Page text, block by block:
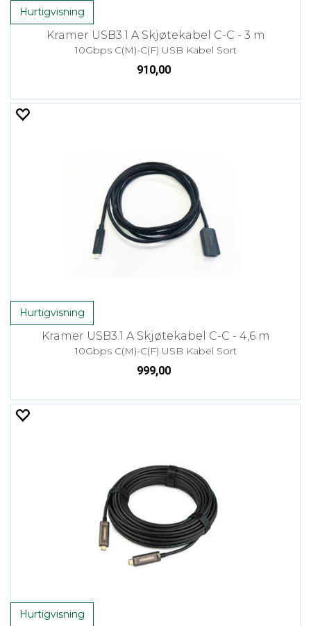
Hurtigvisning
Kramer USB3.1 A Skjøtekabel C-C - 3 m
10Gbps C(M)-C(F) USB Kabel Sort
910,00
Hurtigvisning
Kramer USB3.1 A Skjøtekabel C-C - 4,6 m
10Gbps C(M)-C(F) USB Kabel Sort
999,00
Hurtigvisning